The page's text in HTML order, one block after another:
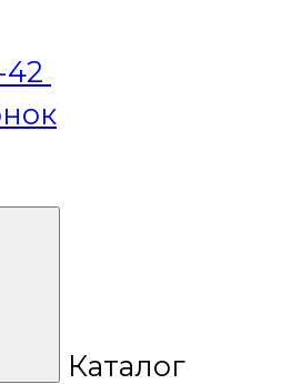
42
Каталог